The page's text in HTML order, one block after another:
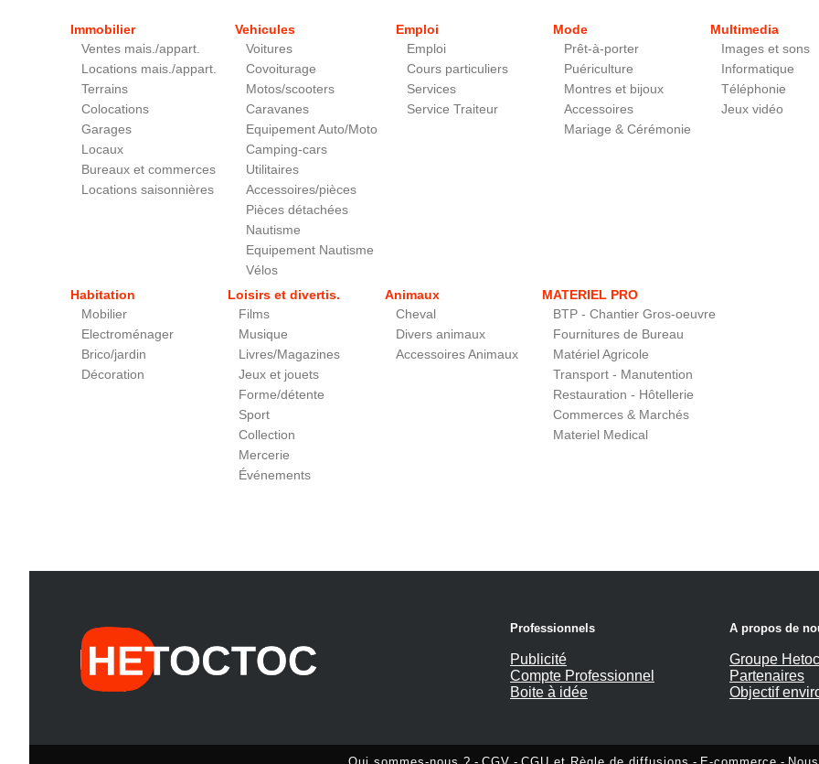
Immobilier
Ventes mais./appart.
Locations mais./appart.
Terrains
Colocations
Garages
Locaux
Bureaux et commerces
Locations saisonnières
Vehicules
Voitures
Covoiturage
Motos/scooters
Caravanes
Equipement Auto/Moto
Camping-cars
Utilitaires
Accessoires/pièces
Pièces détachées
Nautisme
Equipement Nautisme
Vélos
Emploi
Emploi
Cours particuliers
Services
Service Traiteur
Mode
Prêt-à-porter
Puériculture
Montres et bijoux
Accessoires
Mariage & Cérémonie
Multimedia
Images et sons
Informatique
Téléphonie
Jeux vidéo
Habitation
Mobilier
Electroménager
Brico/jardin
Décoration
Loisirs et divertis.
Films
Musique
Livres/Magazines
Jeux et jouets
Forme/détente
Sport
Collection
Mercerie
Événements
Animaux
Cheval
Divers animaux
Accessoires Animaux
MATERIEL PRO
BTP - Chantier Gros-oeuvre
Fournitures de Bureau
Matériel Agricole
Transport - Manutention
Restauration - Hôtellerie
Commerces & Marchés
Materiel Medical
Professionnels
Publicité
Compte Professionnel
Boite à idée
A propos de
Groupe
Partenaires
Objectif